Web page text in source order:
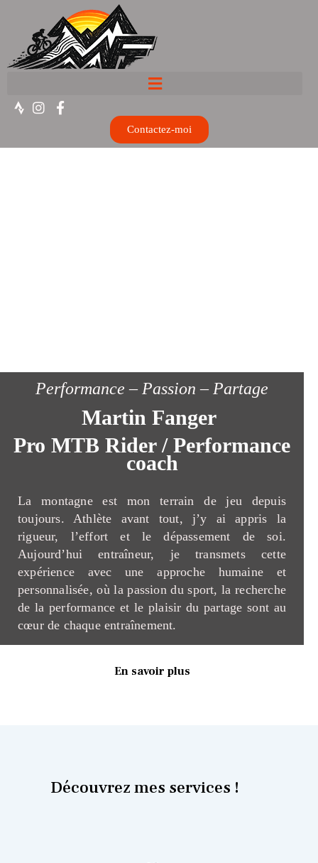
Contactez-moi
Performance – Passion – Partage
Martin Fanger
Pro MTB Rider / Performance
coach
La montagne est mon terrain de jeu depuis
toujours. Athlète avant tout, j’y ai appris la
rigueur, l’effort et le dépassement de soi.
Aujourd’hui entraîneur, je transmets cette
expérience avec une approche humaine et
personnalisée, où la passion du sport, la recherche
de la performance et le plaisir du partage sont au
cœur de chaque entraînement.
En savoir plus
Découvrez mes services !